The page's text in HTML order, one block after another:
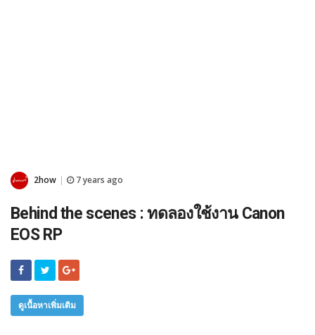
2how 7 years ago
Behind the scenes : ทดลองใช้งาน Canon
EOS RP
ดูเนื้อหาเพิ่มเติม